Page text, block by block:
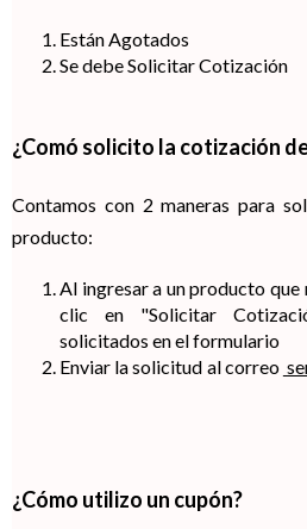
Están Agotados
Se debe Solicitar Cotización
¿Comó solicito la cotización
Contamos con 2 maneras para
producto:
Al ingresar a un producto
clic en "Solicitar
solicitados en el formulario
Enviar la solicitud al correo
¿Cómo utilizo un cupón?